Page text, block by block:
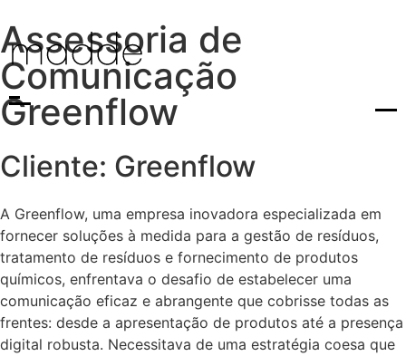
Assessoria de
Comunicação
Greenflow
Cliente: Greenflow
A Greenflow, uma empresa inovadora especializada em
fornecer soluções à medida para a gestão de resíduos,
tratamento de resíduos e fornecimento de produtos
químicos, enfrentava o desafio de estabelecer uma
comunicação eficaz e abrangente que cobrisse todas as
frentes: desde a apresentação de produtos até a presença
digital robusta. Necessitava de uma estratégia coesa que